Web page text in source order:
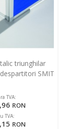
triunghilar
SMIT
TVA:
RON
TVA:
RON